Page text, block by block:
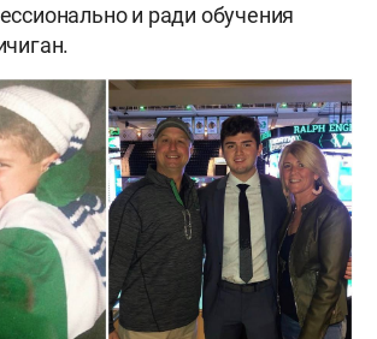
и ради обучения